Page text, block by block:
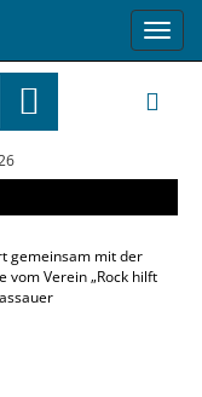
gemeinsam mit der
vom Verein „Rock hilft